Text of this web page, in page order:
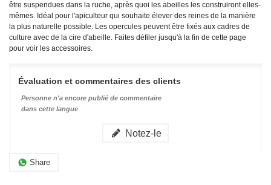
être suspendues dans la ruche, après quoi les abeilles les construiront elles-
mêmes. Idéal pour l'apiculteur qui souhaite élever des reines de la manière
la plus naturelle possible. Les opercules peuvent être fixés aux cadres de
culture avec de la cire d'abeille. Faites défiler jusqu'à la fin de cette page
pour voir les accessoires.
Évaluation et commentaires des clients
Personne n'a encore publié de commentaire
dans cette langue
Notez-le
Share